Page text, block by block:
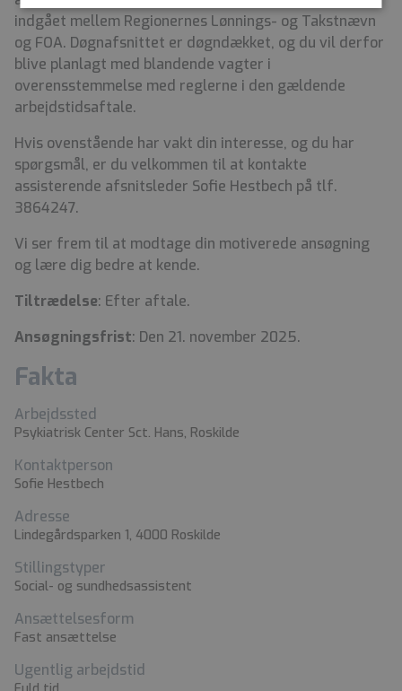
indgået mellem Regionernes Lønnings- og Takstnævn
og FOA. Døgnafsnittet er døgndækket, og du vil derfor
blive planlagt med blandende vagter i
overensstemmelse med reglerne i den gældende
arbejdstidsaftale.
Hvis ovenstående har vakt din interesse, og du har
spørgsmål, er du velkommen til at kontakte
assisterende afsnitsleder Sofie Hestbech på tlf.
3864247.
Vi ser frem til at modtage din motiverede ansøgning
og lære dig bedre at kende.
Tiltrædelse: Efter aftale.
Ansøgningsfrist: Den 21. november 2025.
Fakta
Arbejdssted
Psykiatrisk Center Sct. Hans, Roskilde
Kontaktperson
Sofie Hestbech
Adresse
Lindegårdsparken 1, 4000 Roskilde
Stillingstyper
Social- og sundhedsassistent
Ansættelsesform
Fast ansættelse
Ugentlig arbejdstid